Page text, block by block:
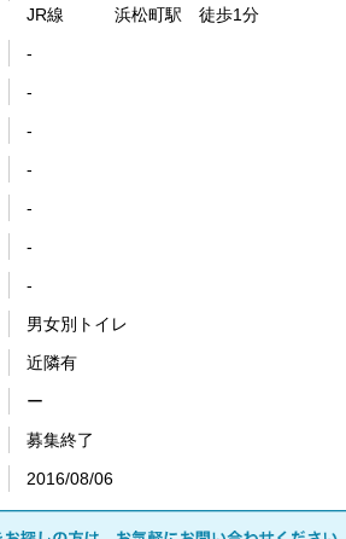
JR線 浜松町駅 徒歩1分
-
-
-
-
-
-
-
男女別トイレ
近隣有
ー
募集終了
2016/08/06